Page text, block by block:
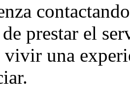
de prestar el
vivir una